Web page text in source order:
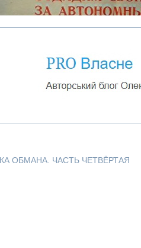
ОБМАНА. ЧАСТЬ ЧЕТВЁРТАЯ